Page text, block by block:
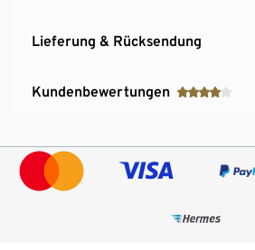
Lieferung & Rücksendung
Kundenbewertungen